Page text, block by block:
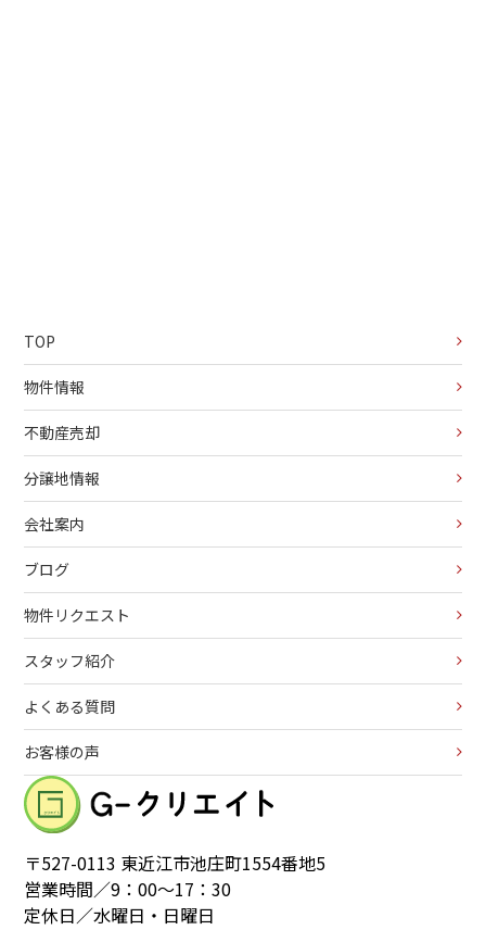
TOP
物件情報
不動産売却
分譲地情報
会社案内
ブログ
物件リクエスト
スタッフ紹介
よくある質問
お客様の声
〒527-0113 東近江市池庄町1554番地5
営業時間／9：00～17：30
定休日／水曜日・日曜日